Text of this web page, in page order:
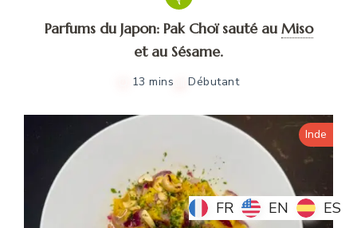
Parfums du Japon: Pak Choï sauté au Miso
et au Sésame.
13 mins Débutant
Inde
FR EN ES
FR EN ES